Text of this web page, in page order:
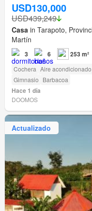
USD130,000
USD439,249
Casa in Tarapoto,
Martín
3 6 253 m²
Cochera Aire acondicionado
Gimnasio Barbacoa
Hace 1 día
DOOMOS
Actualizado